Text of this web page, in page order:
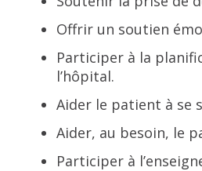
Offrir un soutien
Participer à la
l’hôpital.
Aider le patient à se
Aider, au besoin, le
Participer à